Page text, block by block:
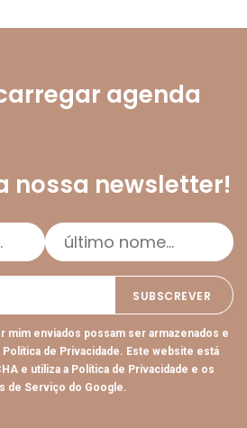
nossa newsletter!
enviados possam ser armazenados e
Política de Privacidade. Este website está
e utiliza a Política de Privacidade e os
de Serviço do Google.
agenda